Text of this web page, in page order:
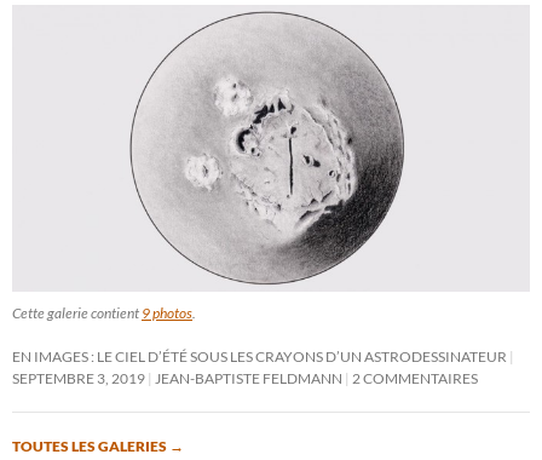
Cette galerie contient 9 photos
EN IMAGES : LE CIEL D’ÉTÉ SOUS LES CRAYONS D’UN ASTRODESSINATEUR
SEPTEMBRE 3, 2019
JEAN-BAPTISTE FELDMANN 2 COMMENTAIRES
TOUTES LES GALERIES →